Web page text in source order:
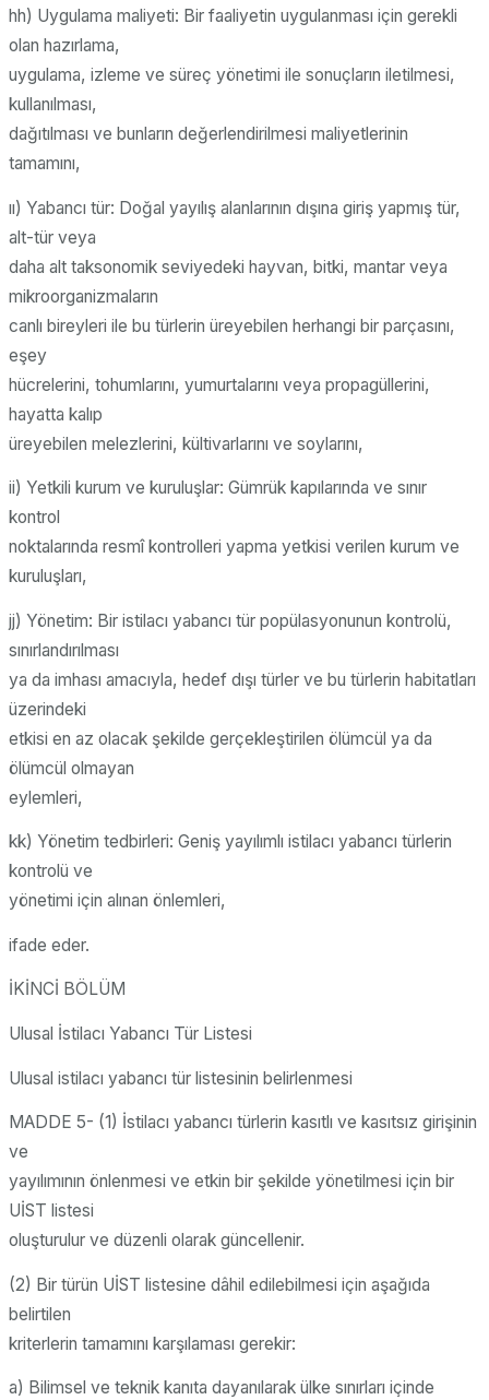
hh) Uygulama maliyeti: Bir faaliyetin uygulanması için gerekli
olan hazırlama,
uygulama, izleme ve süreç yönetimi ile sonuçların iletilmesi,
kullanılması,
dağıtılması ve bunların değerlendirilmesi maliyetlerinin
tamamını,
ıı) Yabancı tür: Doğal yayılış alanlarının dışına giriş yapmış tür,
alt-tür veya
daha alt taksonomik seviyedeki hayvan, bitki, mantar veya
mikroorganizmaların
canlı bireyleri ile bu türlerin üreyebilen herhangi bir parçasını,
eşey
hücrelerini, tohumlarını, yumurtalarını veya propagüllerini,
hayatta kalıp
üreyebilen melezlerini, kültivarlarını ve soylarını,
ii) Yetkili kurum ve kuruluşlar: Gümrük kapılarında ve sınır
kontrol
noktalarında resmî kontrolleri yapma yetkisi verilen kurum ve
kuruluşları,
jj) Yönetim: Bir istilacı yabancı tür popülasyonunun kontrolü,
sınırlandırılması
ya da imhası amacıyla, hedef dışı türler ve bu türlerin habitatları
üzerindeki
etkisi en az olacak şekilde gerçekleştirilen ölümcül ya da
ölümcül olmayan
eylemleri,
kk) Yönetim tedbirleri: Geniş yayılımlı istilacı yabancı türlerin
kontrolü ve
yönetimi için alınan önlemleri,
ifade eder.
İKİNCİ BÖLÜM
Ulusal İstilacı Yabancı Tür Listesi
Ulusal istilacı yabancı tür listesinin belirlenmesi
MADDE 5- (1) İstilacı yabancı türlerin kasıtlı ve kasıtsız girişinin
ve
yayılımının önlenmesi ve etkin bir şekilde yönetilmesi için bir
UİST listesi
oluşturulur ve düzenli olarak güncellenir.
(2) Bir türün UİST listesine dâhil edilebilmesi için aşağıda
belirtilen
kriterlerin tamamını karşılaması gerekir:
a) Bilimsel ve teknik kanıta dayanılarak ülke sınırları içinde